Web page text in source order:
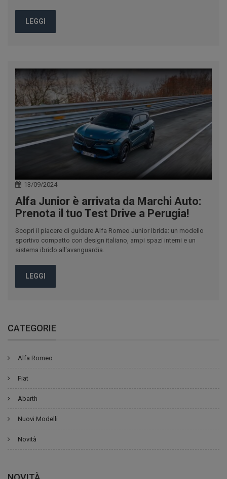
LEGGI
13/09/2024
Alfa Junior è arrivata da Marchi Auto:
Prenota il tuo Test Drive a Perugia!
Scopri il piacere di guidare Alfa Romeo Junior Ibrida: un modello
sportivo compatto con design italiano, ampi spazi interni e un
sistema ibrido all'avanguardia.
LEGGI
CATEGORIE
Alfa Romeo
Fiat
Abarth
Nuovi Modelli
Novità